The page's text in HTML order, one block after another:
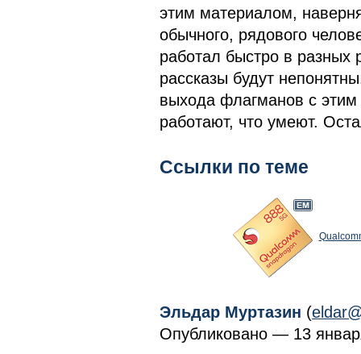
этим материалом,
обычного, рядового
работал быстро в разных
рассказы будут
выхода флагманов с этим
работают, что умеют.
Ссылки по теме
Эльдар Муртазин (
Опубликовано — 13